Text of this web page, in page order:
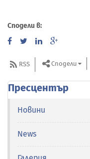
Сподели в:
RSS Сподели
Пресцентър
Новини
News